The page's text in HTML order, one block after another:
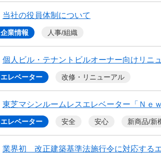
当社の役員体制について
企業情報 人事/組織
個人ビル・テナントビルオーナー向けリニ
エレベーター 改修・リニューアル
東芝マシンルームレスエレベーター「Ｎｅ
エレベーター 安全 安心 新商品/新
業界初 改正建築基準法施行令に対応する